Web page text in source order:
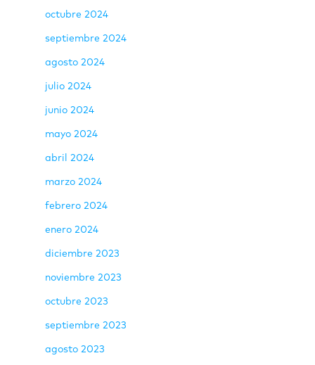
octubre 2024
septiembre 2024
agosto 2024
julio 2024
junio 2024
mayo 2024
abril 2024
marzo 2024
febrero 2024
enero 2024
diciembre 2023
noviembre 2023
octubre 2023
septiembre 2023
agosto 2023